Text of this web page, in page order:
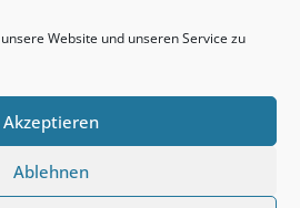
Website und unseren Service zu
Akzeptieren
AblehnenClub Wiesbaden